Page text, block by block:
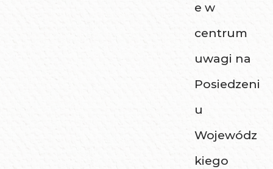
e w
centrum
uwagi na
Posiedzeni
u
Wojewódz
kiego